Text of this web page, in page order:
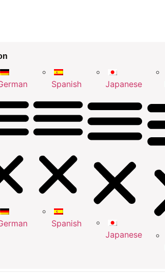
Spanish
Spanish
Japanese
Japanese